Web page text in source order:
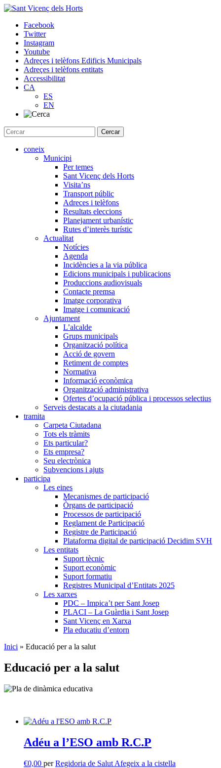
Skip
contentFacebook
Twitter
Instagram
Youtube
Adreçes i telèfons Edificis Municipals
Adreçes i telèfons entitats
Accessibilitat
CA
ES
EN
coneix
Municipi
Per temes
Sant Vicenç dels Horts
Visita’ns
Transport públic
Adreces i telèfons
Resultats eleccions
Planejament urbanístic
Rutes d’interès turístic
Actualitat
Notícies
Agenda
Incidències a la via pública
Edicions municipals i publicacions
Produccions audiovisuals
Contacte premsa
Imatge corporativa
Imatge i comunicació
Ajuntament
L’alcalde
Grups municipals
Organització política
Acció de govern
Retiment de comptes
Normativa
Informació econòmica
Organització administrativa
Ofertes d’ocupació pública i processos selectius
Serveis destacats a la ciutadania
tramita
Carpeta Ciutadana
Tots els tràmits
Ets particular?
Ets empresa?
Seu electrònica
Subvencions i ajuts
participa
Les eines
Mecanismes de participació
Òrgans de participació
Processos de participació
Reglament de Participació
Registre de Participació
Plataforma digital de participació Decidim SVH
Les entitats
Suport tècnic
Suport econòmic
Suport formatiu
Registres Municipal d’Entitats 2025
Les xarxes
PDC – Impica’t per Sant Josep
PLACI – La Guàrdia i Sant Josep
Sant Vicenç en Xarxa
Pla educatiu d’entorn
Inici » Educació per a la salut
Educació per a la salut
Adéu a l’ESO amb R.C.P
€0,00 perRegidoria de Salut Afegeix a la cistella